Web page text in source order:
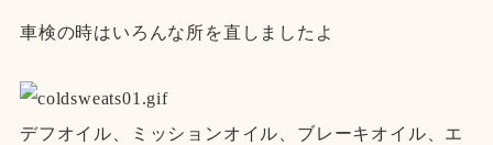
車検の時はいろんな所を直しましたよ
デフオイル、ミッションオイル、ブレーキオイル、エ